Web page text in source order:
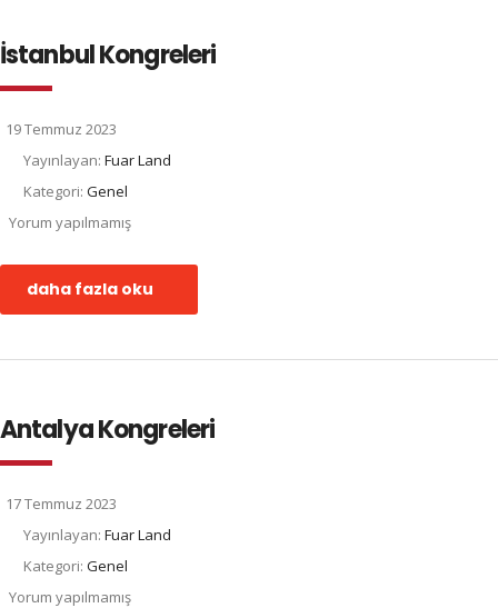
İstanbul Kongreleri
19 Temmuz 2023
Yayınlayan: Fuar Land
Kategori: Genel
Yorum yapılmamış
daha fazla oku
Antalya Kongreleri
17 Temmuz 2023
Yayınlayan: Fuar Land
Kategori: Genel
Yorum yapılmamış